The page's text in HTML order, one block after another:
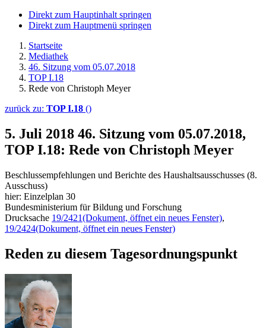
Direkt zum Hauptinhalt springen
Direkt zum Hauptmenü springen
Startseite
Mediathek
46. Sitzung vom 05.07.2018
TOP I.18
Rede von Christoph Meyer
zurück zu: TOP I.18 ()
5. Juli 2018 46. Sitzung vom 05.07.2018,
TOP I.18: Rede von Christoph Meyer
Beschlussempfehlungen und Berichte des Haushaltsausschusses (8.
Ausschuss)
hier: Einzelplan 30
Bundesministerium für Bildung und Forschung
Drucksache 19/2421(Dokument, öffnet ein neues Fenster),
19/2424(Dokument, öffnet ein neues Fenster)
Reden zu diesem Tagesordnungspunkt